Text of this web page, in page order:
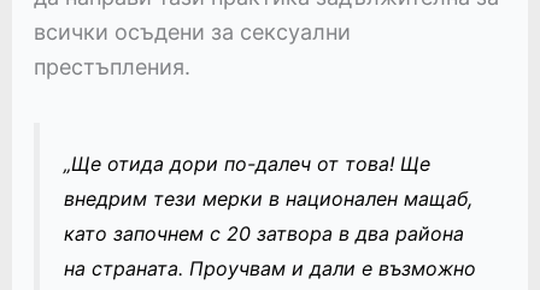
всички осъдени за сексуални
престъпления.
„Ще отида дори по-далеч от това! Ще
внедрим тези мерки в национален мащаб,
като започнем с 20 затвора в два района
на страната. Проучвам и дали е възможно